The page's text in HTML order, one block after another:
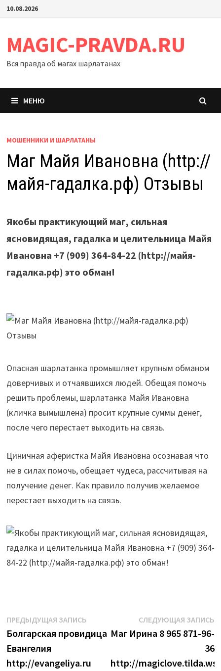
Перейти
10.08.2026
MAGIC-PRAVDA.RU
Вся правда об магах шарлатанах
МЕНЮ
МОШЕННИКИ И ШАРЛАТАНЫ
Маг Майя Ивановна (http://
майя-гадалка.рф) Отзывы
Якобы практикующий маг, сильная
ясновидящая, гадалка и целительница Майя
Ивановна +7 (909) 364-84-22 (http://майя-
гадалка.рф) это обман!
Опасная шарлатанка промышляет крупным обманом
доверчивых и отчаявшихся людей. Обещая помочь
решить проблемы, шарлатанка Майя Ивановна
(кличка вымышлена) просит крупные суммы денег,
после чего перестает выходить на связь.
Циничная аферистка Майя Ивановна осознавая что
не в силах помочь, обещает чудеса, рассчитывая на
получение денег. Как правило получив желаемое
перестает выходить на связь.
Навигация
по
записям
ПРЕДЫДУЩАЯ ЗАПИСЬПредыдущая
запись:
Болгарская провидица
Евангелия
http://evangeliya.ru
СЛЕДУЮЩАЯ ЗАПИСЬ
Маг Ирина 8 965 871-96-
36
http://magiclove.tilda.ws